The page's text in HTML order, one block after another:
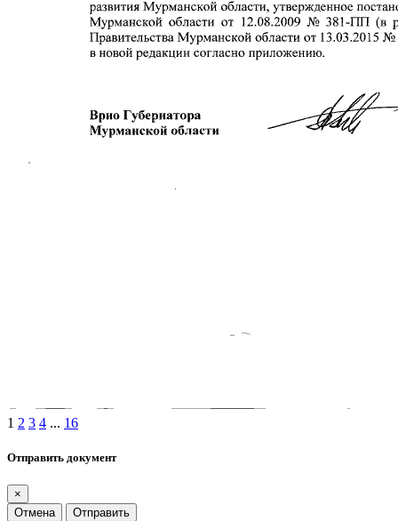
1 2 3 4 ... 16
Отправить документ
×
Отмена
Отправить